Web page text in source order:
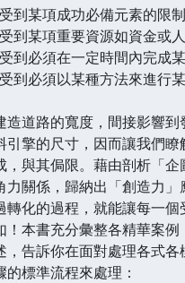
到某項成功必備元素的限制
到某項重要資源如資金或人
到必須在一定時間內完成某
到必須以某種方法來進行某
造道路的寬度，間接影響
引擎的尺寸，因而讓我們瞭
，與其侷限。藉由剖析「企
力關係，歸納出「創造力」
轉化的過程，就能讓每一個
！本書充分彙整各精華案例
，告訴你在面對處理各式
的標準流程來處理：